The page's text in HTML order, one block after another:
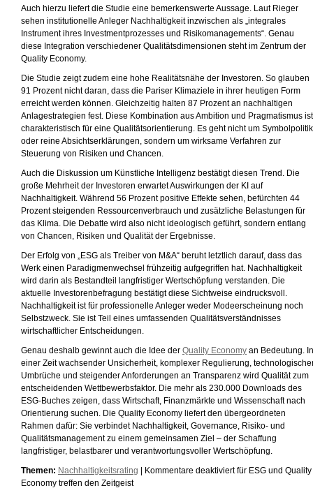
Auch hierzu liefert die Studie eine bemerkenswerte Aussage. Laut Rieger
sehen institutionelle Anleger Nachhaltigkeit inzwischen als „integrales
Instrument ihres Investmentprozesses und Risikomanagements“. Genau
diese Integration verschiedener Qualitätsdimensionen steht im Zentrum der
Quality Economy.
Die Studie zeigt zudem eine hohe Realitätsnähe der Investoren. So glauben
91 Prozent nicht daran, dass die Pariser Klimaziele in ihrer heutigen Form
erreicht werden können. Gleichzeitig halten 87 Prozent an nachhaltigen
Anlagestrategien fest. Diese Kombination aus Ambition und Pragmatismus ist
charakteristisch für eine Qualitätsorientierung. Es geht nicht um Symbolpolitik
oder reine Absichtserklärungen, sondern um wirksame Verfahren zur
Steuerung von Risiken und Chancen.
Auch die Diskussion um Künstliche Intelligenz bestätigt diesen Trend. Die
große Mehrheit der Investoren erwartet Auswirkungen der KI auf
Nachhaltigkeit. Während 56 Prozent positive Effekte sehen, befürchten 44
Prozent steigenden Ressourcenverbrauch und zusätzliche Belastungen für
das Klima. Die Debatte wird also nicht ideologisch geführt, sondern entlang
von Chancen, Risiken und Qualität der Ergebnisse.
Der Erfolg von „ESG als Treiber von M&A“ beruht letztlich darauf, dass das
Werk einen Paradigmenwechsel frühzeitig aufgegriffen hat. Nachhaltigkeit
wird darin als Bestandteil langfristiger Wertschöpfung verstanden. Die
aktuelle Investorenbefragung bestätigt diese Sichtweise eindrucksvoll.
Nachhaltigkeit ist für professionelle Anleger weder Modeerscheinung noch
Selbstzweck. Sie ist Teil eines umfassenden Qualitätsverständnisses
wirtschaftlicher Entscheidungen.
Genau deshalb gewinnt auch die Idee der Quality Economy an Bedeutung. In
einer Zeit wachsender Unsicherheit, komplexer Regulierung,
Umbrüche und steigender Anforderungen an Transparenz wird Qualität zum
entscheidenden Wettbewerbsfaktor. Die mehr als 230.000 Downloads des
ESG-Buches zeigen, dass Wirtschaft, Finanzmärkte und Wissenschaft nach
Orientierung suchen. Die Quality Economy liefert den übergeordneten
Rahmen dafür: Sie verbindet Nachhaltigkeit, Governance, Risiko- und
Qualitätsmanagement zu einem gemeinsamen Ziel – der Schaffung
langfristiger, belastbarer und verantwortungsvoller Wertschöpfung.
Themen: Nachhaltigkeitsrating Kommentare deaktiviertfür ESG und Quality
Economy treffen den Zeitgeist